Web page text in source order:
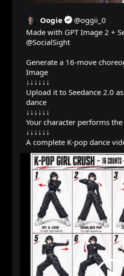
Oogie @oggii_0
@SocialSight
Generate a 16-move
Image
↓↓↓↓↓↓
Upload it to Seedance 2.0
dance
↓↓↓↓↓↓
Your character performs
↓↓↓↓↓↓
A complete K-pop dance